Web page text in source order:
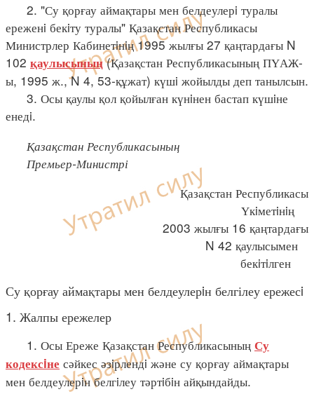
2. "Су қорғау аймақтары мен белдеулерi туралы
ереженi бекiту туралы" Қазақстан Республикасы
Министрлер Кабинетiнiң 1995 жылғы 27 қаңтардағы N
102 қаулысының(Қазақстан Республикасының ПҮАЖ-
ы, 1995 ж., N 4, 53-құжат) күшi жойылды деп танылсын.
3. Осы қаулы қол қойылған күнiнен бастап күшiне
енедi.
Қазақстан Республикасының
Премьер-Министрі
Қазақстан Республикасы
Үкiметiнiң
2003 жылғы 16 қаңтардағы
N 42 қаулысымен
бекiтiлген
Су қорғау аймақтары мен белдеулерiн белгілеу ережесi
1. Жалпы ережелер
1. Осы Ереже Қазақстан Республикасының Су
кодексiне сәйкес әзiрлендi және су қорғау аймақтары
мен белдеулерiн белгiлеу тәртiбiн айқындайды.